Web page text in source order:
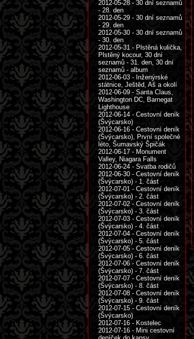
2012-05-28 - 30 dní seznamů
- 28. den
2012-05-29 - 30 dní seznamů
- 29. den
2012-05-30 - 30 dní seznamů
- 30. den
2012-05-31 - Plstěná kulička,
Plstěný kocour, 30 dní
seznamů - 31. den, 30 dní
seznamů - album
2012-06-03 - Inženýrské
státnice, Ještěd, Aš a okolí
2012-06-09 - Santa Claus,
Washington DC, Barnegat
Lighthouse
2012-06-14 - Cestovní deník
(Švýcarsko)
2012-06-16 - Cestovní deník
(Švýcarsko), První společné
léto, Šumavský Špičák
2012-06-17 - Monument
Valley, Niagara Falls
2012-06-24 - Svatba rodičů
2012-06-30 - Cestovní deník
(Švýcarsko) - 1. část
2012-07-01 - Cestovní deník
(Švýcarsko) - 2. část
2012-07-02 - Cestovní deník
(Švýcarsko) - 3. část
2012-07-03 - Cestovní deník
(Švýcarsko) - 4. část
2012-07-04 - Cestovní deník
(Švýcarsko) - 5. část
2012-07-05 - Cestovní deník
(Švýcarsko) - 6. část
2012-07-06 - Cestovní deník
(Švýcarsko) - 7. část
2012-07-07 - Cestovní deník
(Švýcarsko) - 8. část
2012-07-08 - Cestovní deník
(Švýcarsko) - 9. část
2012-07-15 - Cestovní deník
(Švýcarsko)
2012-07-16 - Kostelec
2012-07-16 - Mini cestovní